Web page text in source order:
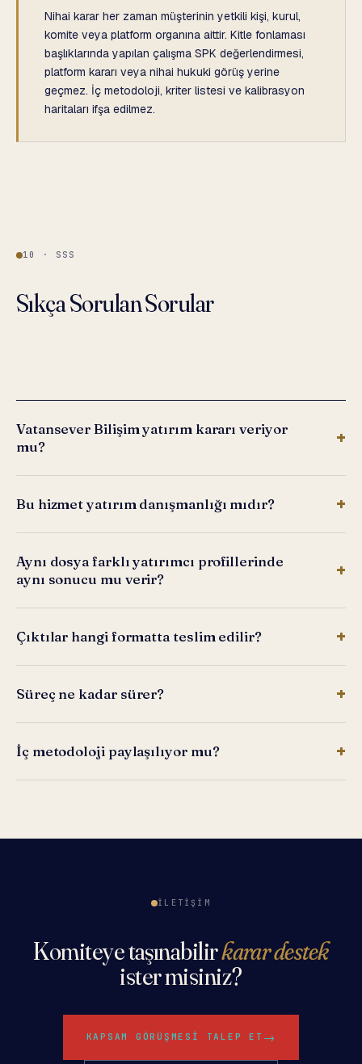
Nihai karar her zaman müşterinin yetkili kişi, kurul,
komite veya platform organına aittir. Kitle fonlaması
başlıklarında yapılan çalışma SPK değerlendirmesi,
platform kararı veya nihai hukuki görüş yerine
geçmez. İç metodoloji, kriter listesi ve kalibrasyon
haritaları ifşa edilmez.
10 · SSS
Sıkça Sorulan Sorular
Vatansever Bilişim yatırım kararı veriyor
mu?
Bu hizmet yatırım danışmanlığı mıdır?
Aynı dosya farklı yatırımcı profillerinde
aynı sonucu mu verir?
Çıktılar hangi formatta teslim edilir?
Süreç ne kadar sürer?
İç metodoloji paylaşılıyor mu?
İLETIŞIM
Komiteye taşınabilirkarar destek
ister misiniz?
KAPSAM GÖRÜŞMESI TALEP ET →